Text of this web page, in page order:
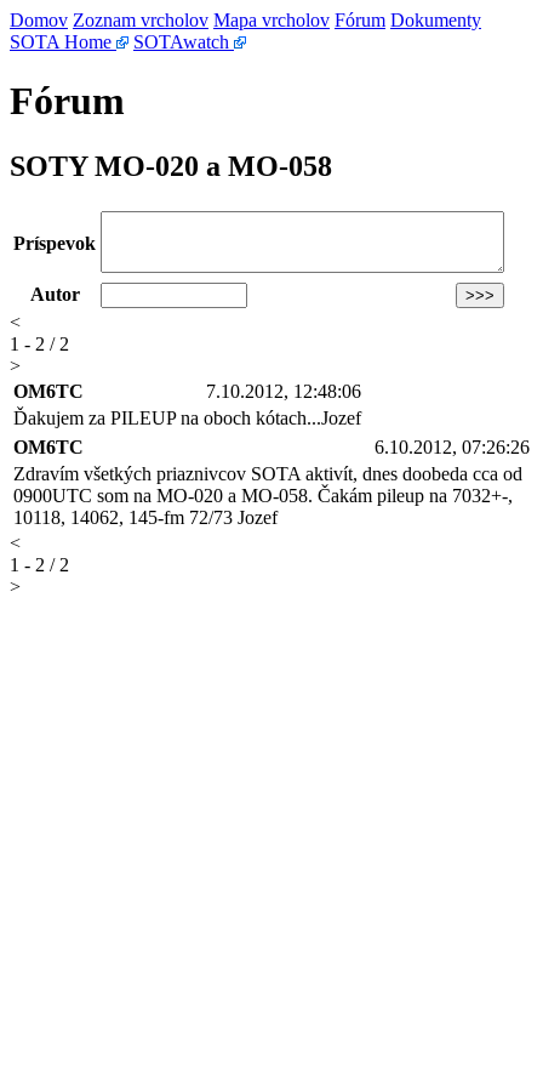
Domov Zoznam vrcholov Mapa vrcholov Fórum Dokumenty
SOTA Home
SOTAwatch
Fórum
SOTY MO-020 a MO-058
Príspevok
Autor
<
1 - 2 / 2
>
OM6TC
7.10.2012, 12:48:06
Ďakujem za PILEUP na oboch kótach...Jozef
OM6TC
6.10.2012, 07:26:26
Zdravím všetkých priaznivcov SOTA aktivít, dnes doobeda cca od
0900UTC som na MO-020 a MO-058. Čakám pileup na 7032+-,
10118, 14062, 145-fm 72/73 Jozef
<
1 - 2 / 2
>